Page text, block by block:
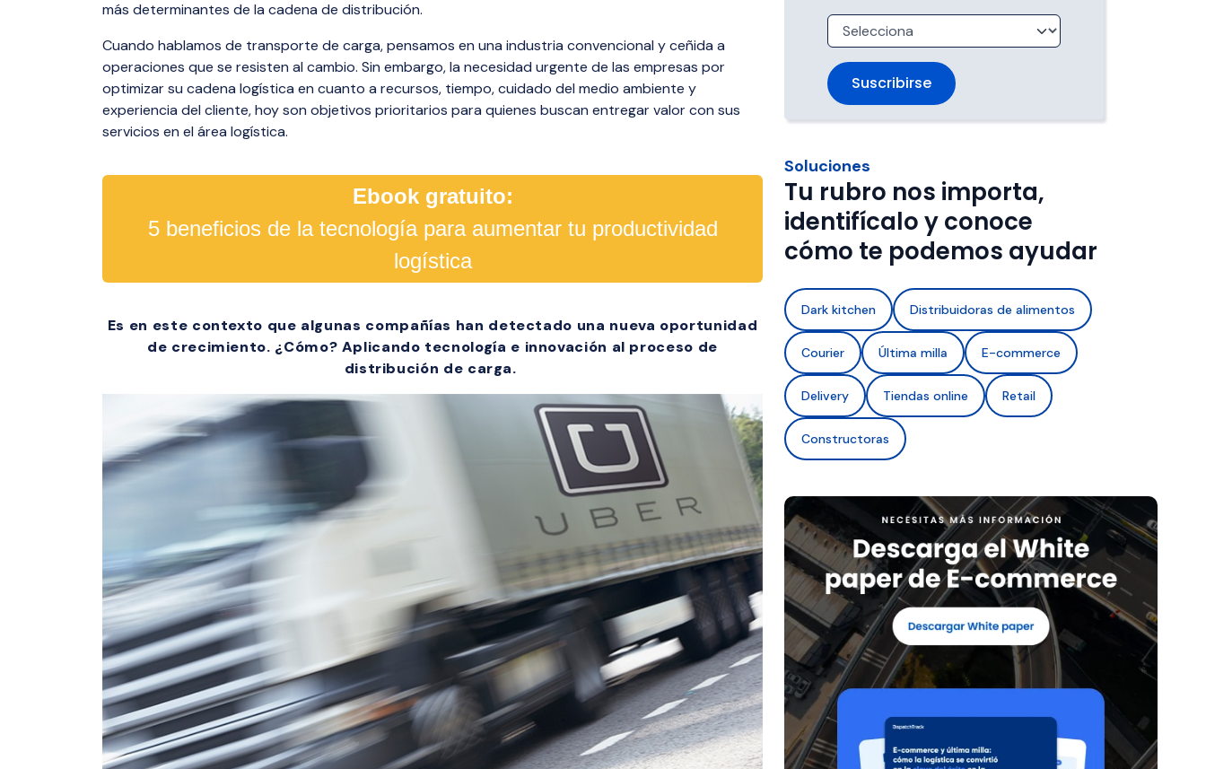
visibilidad, automatización y control
múltiples paradas y necesidad de
Dangerous Materials
Distribution
hormigón, cumpliendo normativas y con
monitoreo en tiempo real.
Foodstuff Distribution
Solución para transportar alimentos con
trazabilidad, control de cadena de frío y
milla.
más determinantes de la cadena de distribución.
Cuando hablamos de transporte de carga, pensamos en una industria convencional y ceñida a
operaciones que se resisten al cambio. Sin embargo, la necesidad urgente de las empresas por
optimizar su cadena logística en cuanto a recursos, tiempo, cuidado del medio ambiente y
experiencia del cliente, hoy son objetivos prioritarios para quienes buscan entregar valor con sus
servicios en el área logística.
Ebook gratuito:
5 beneficios de la tecnología para aumentar tu productividad
logística
Es en este contexto que algunas compañías han detectado una nueva oportunidad
de crecimiento. ¿Cómo? Aplicando tecnología e innovación al proceso de
distribución de carga.
Soluciones
Tu rubro nos importa,
identifícalo y conoce
cómo te podemos ayudar
Dark kitchen Distribuidoras de alimentos
Courier Última milla E-commerce
Delivery Tiendas online Retail
Constructoras